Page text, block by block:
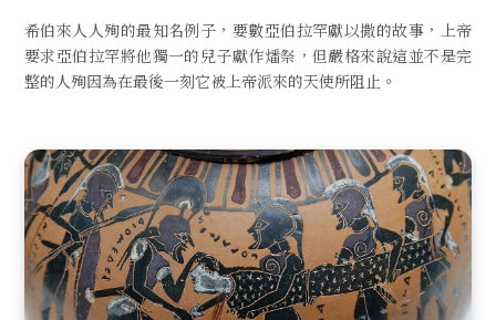
希伯來人人殉的最知名例子，要數亞伯拉罕獻以撒的故事，上帝
要求亞伯拉罕將他獨一的兒子獻作燔祭，但嚴格來說這並不是完
整的人殉因為在最後一刻它被上帝派來的天使所阻止。